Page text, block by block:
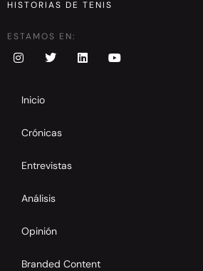
HISTORIAS DE TENIS
ESTAMOS EN:
Inicio
Crónicas
Entrevistas
Análisis
Opinión
Branded Content